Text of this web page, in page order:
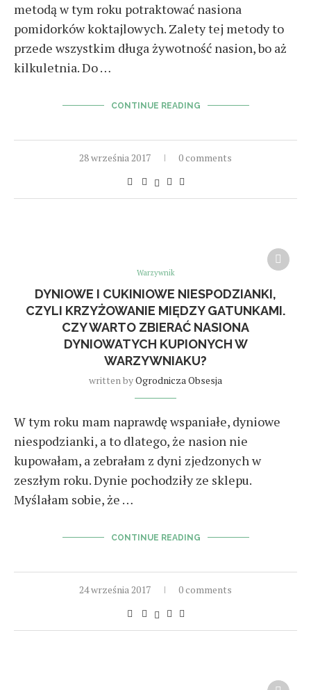
metodą w tym roku potraktować nasiona
pomidorków koktajlowych. Zalety tej metody to
przede wszystkim długa żywotność nasion, bo aż
kilkuletnia. Do …
CONTINUE READING
28 września 2017 0 comments
Warzywnik
DYNIOWE I CUKINIOWE NIESPODZIANKI,
CZYLI KRZYŻOWANIE MIĘDZY GATUNKAMI.
CZY WARTO ZBIERAĆ NASIONA
DYNIOWATYCH KUPIONYCH W
WARZYWNIAKU?
written byOgrodnicza Obsesja
W tym roku mam naprawdę wspaniałe, dyniowe
niespodzianki, a to dlatego, że nasion nie
kupowałam, a zebrałam z dyni zjedzonych w
zeszłym roku. Dynie pochodziły ze sklepu.
Myślałam sobie, że …
CONTINUE READING
24 września 2017 0 comments